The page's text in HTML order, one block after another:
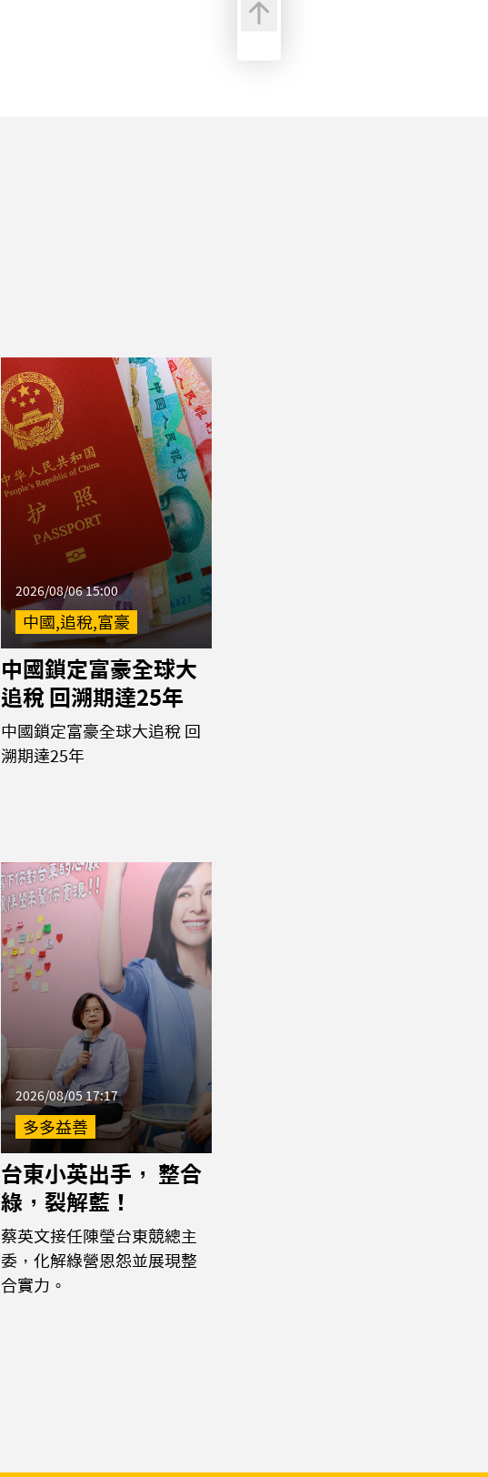
2026/08/06 15:00
中國,追稅,富豪
中國鎖定富豪全球大
追稅 回溯期達25年
中國鎖定富豪全球大追稅 回
溯期達25年
2026/08/05 17:17
多多益善
台東小英出手， 整合
綠，裂解藍！
蔡英文接任陳瑩台東競總主
委，化解綠營恩怨並展現整
合實力。